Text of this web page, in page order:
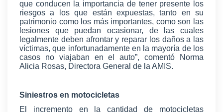
que conducen la importancia de tener presente los
riesgos a los que están expuestas, tanto en su
patrimonio como los más importantes, como son las
lesiones que puedan ocasionar, de las cuales
legalmente deben afrontar y reparar los daños a las
víctimas, que infortunadamente en la mayoría de los
casos no viajaban en el auto”, comentó Norma
Alicia Rosas, Directora General de la AMIS.
Siniestros en motocicletas
El incremento en la cantidad de motocicletas